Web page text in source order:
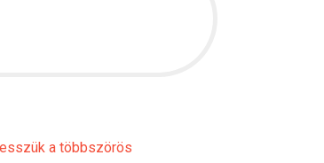
a többszörös